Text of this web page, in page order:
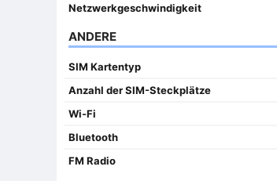
Netzwerkgeschwindigkeit
ANDERE
SIM Kartentyp
Anzahl der SIM-Steckplätze
Wi-Fi
Bluetooth
FM Radio